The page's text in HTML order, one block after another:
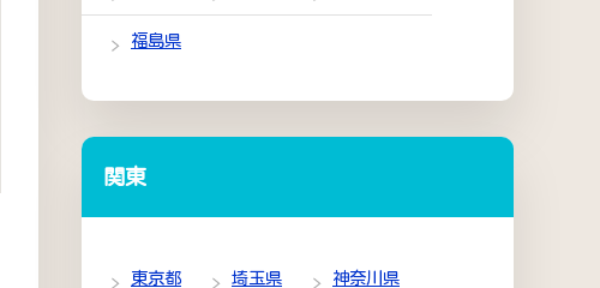
福島県
関東
東京都 埼玉県 神奈川県